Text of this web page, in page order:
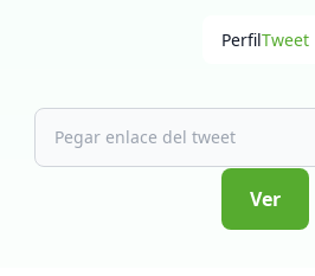
PerfilTweet
Ver